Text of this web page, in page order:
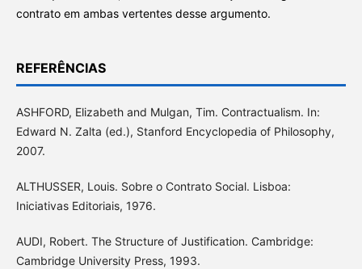
contrato em ambas vertentes desse argumento.
REFERÊNCIAS
ASHFORD, Elizabeth and Mulgan, Tim. Contractualism. In:
Edward N. Zalta (ed.), Stanford Encyclopedia of Philosophy,
2007.
ALTHUSSER, Louis. Sobre o Contrato Social. Lisboa:
Iniciativas Editoriais, 1976.
AUDI, Robert. The Structure of Justification. Cambridge:
Cambridge University Press, 1993.